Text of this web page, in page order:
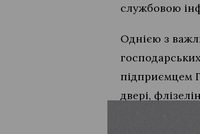
службовою
Однією з
підприємцем
двері,